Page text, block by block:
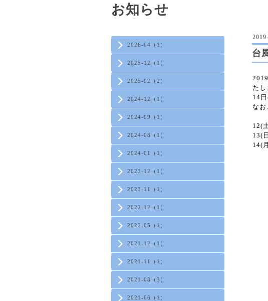
2026-04（1）
2025-12（1）
2025-02（2）
2024-12（1）
2024-09（1）
2024-08（1）
2024-01（1）
2023-12（1）
2023-11（1）
2022-12（1）
2022-05（1）
2021-12（1）
2021-11（1）
2021-08（3）
2021-06（1）
お知らせ
台
たし
14
なお
12(
13(
14(